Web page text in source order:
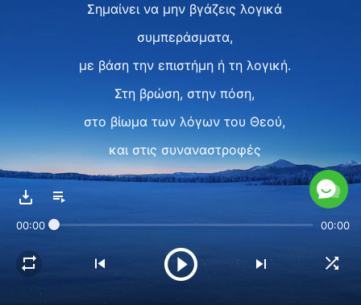
Σημαίνει να μην βγάζεις λογικά
συμπεράσματα,
με βάση την επιστήμη ή τη λογική.
Στη βρώση, στην πόση,
στο βίωμα των λόγων του Θεού,
και στις συναναστροφές
θα βιώσετε την εξουσία Του,
δεν υπάρχει πιο σύντομο.
00:00 00:00